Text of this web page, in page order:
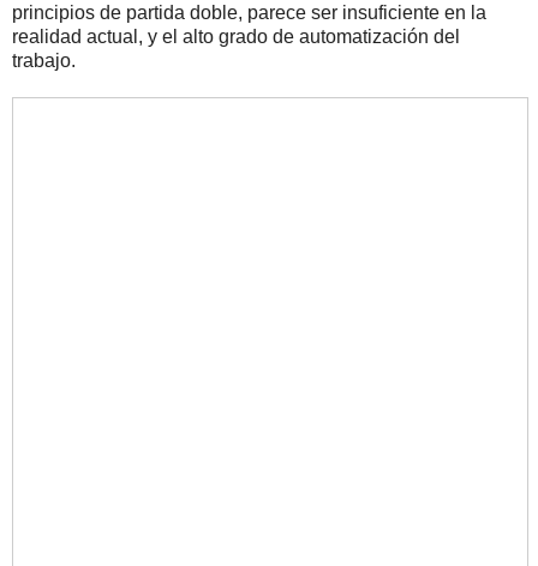
principios de partida doble, parece ser insuficiente en la
realidad actual, y el alto grado de automatización del
trabajo.